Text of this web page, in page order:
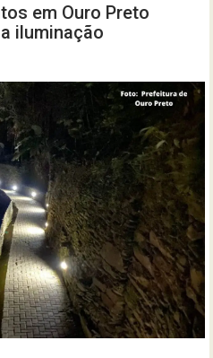
em Ouro Preto
iluminação